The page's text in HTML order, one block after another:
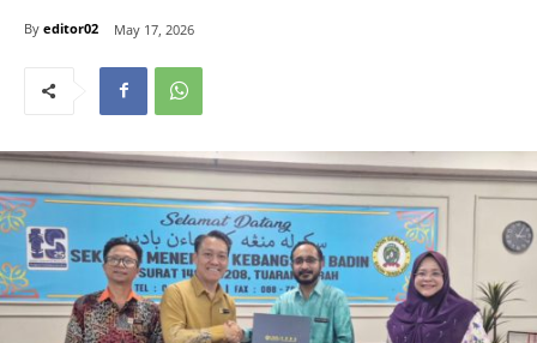
By editor02 May 17, 2026